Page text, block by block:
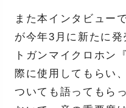
また本インタビュー
が今年3月に新たに
トガンマイクロホン
際に使用してもらい
ついても語ってもら